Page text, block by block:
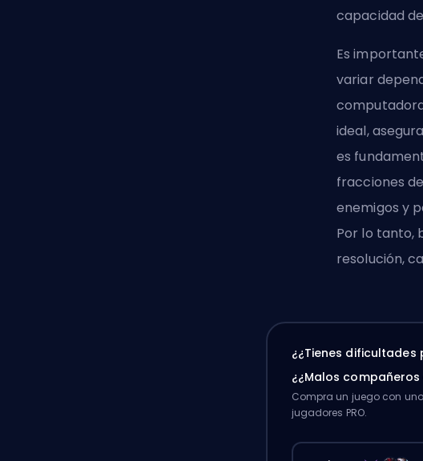
capacidad
Es
variar
ideal,
es
fracciones
enemigos y
Por lo tanto,
resolución,
¿¿Tienes dificultades
¿¿Malos
Compra un juego con
jugadores PRO.